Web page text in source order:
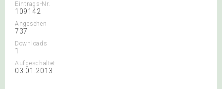
Eintrags-Nr.
109142
Angesehen
737
Downloads
1
Aufgeschaltet
03.01.2013